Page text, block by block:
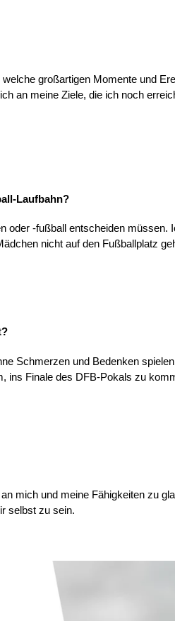
großartigen Momente und
an meine Ziele, die ich noch
Laufbahn?
oder -fußball entscheiden müssen.
nicht auf den Fußballplatz
Schmerzen und Bedenken
ins Finale des DFB-Pokals zu
mich und meine Fähigkeiten zu
selbst zu sein.